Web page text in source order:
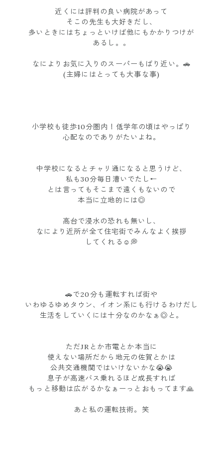
近くには評判の良い病院があって
そこの先生も大好きだし、
多いときにはちょっといけば他にもかかりつけが
あるし。。
なによりお気に入りのスーパーもばり近い。🚗
(主婦にはとっても大事な事)
小学校も徒歩10分圏内！低学年の頃はやっぱり
心配なのでありがたいよね。
中学校になるとチャリ通になると思うけど、
私も30分毎日漕いでたし←
とは言ってもそこまで遠くもないので
本当に立地的には◎
高台で浸水の恐れも無いし、
なにより近所が全て住宅街でみんなよく挨拶
してくれる☺️💭
🚗で20分も運転すれば街や
いわゆるゆめタウン、イオン系にも行けるわけだし
生活をしていくには十分なのかなぁ◎と。
ただJRとか市電とか本当に
使えない場所だから地元の佐賀とかは
公共交通機関ではいけないかな😭😭
息子が高速バス乗れるほど成長すれば
もっと移動は広がるかなぁーっとおもってます🙏
あと私の運転技術。笑